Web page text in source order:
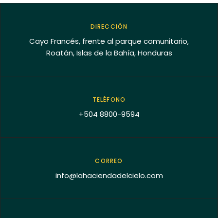
DIRECCIÓN
Cayo Francés, frente al parque comunitario,
Roatán, Islas de la Bahía, Honduras
TELÉFONO
+504 8800-9594
CORREO
info@lahaciendadelcielo.com